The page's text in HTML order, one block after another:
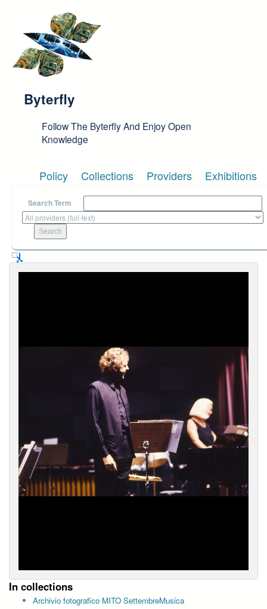
Byterfly
Follow The Byterfly And Enjoy Open
Knowledge
Policy Collections Providers Exhibitions
Search Term
In collections
Archivio fotografico MITO SettembreMusica